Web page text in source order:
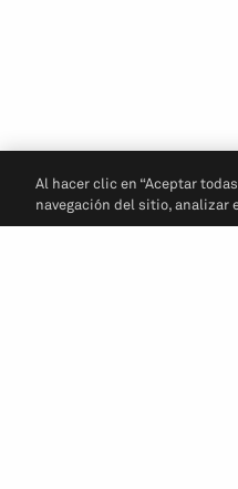
Al hacer clic en “Aceptar
navegación del sitio, analizar